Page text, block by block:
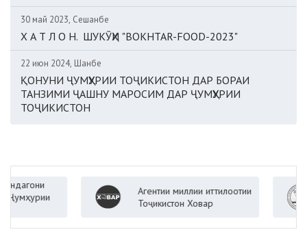
30 май 2023, Сешанбе
Х А Т Л О Н. ШУКӮҲИ "BOKHTAR-FOOD-2023"
22 июн 2024, Шанбе
ҚОНУНИ ҶУМҲУРИИ ТОҶИКИСТОН ДАР БОРАИ
ТАНЗИМИ ҶАШНУ МАРОСИМ ДАР ҶУМҲУРИИ
ТОҶИКИСТОН
Агентии миллии иттилоотии
Тоҷикистон Ховар